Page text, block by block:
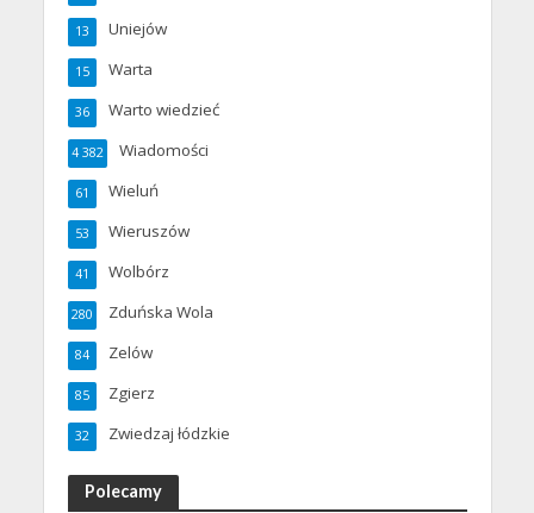
Uniejów
13
Warta
15
Warto wiedzieć
36
Wiadomości
4 382
Wieluń
61
Wieruszów
53
Wolbórz
41
Zduńska Wola
280
Zelów
84
Zgierz
85
Zwiedzaj łódzkie
32
Polecamy